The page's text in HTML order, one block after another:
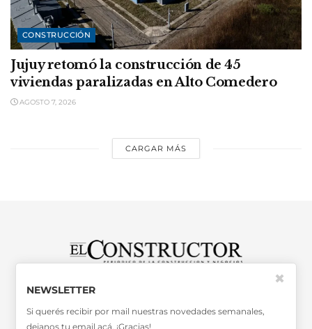
CONSTRUCCIÓN
Jujuy retomó la construcción de 45
viviendas paralizadas en Alto Comedero
AGOSTO 7, 2026
CARGAR MÁS
SABER MÁS >>
OTRAS PUBLICACIONES >>
NEWSLETTER
Si querés recibir por mail nuestras novedades semanales,
dejanos tu email acá. ¡Gracias!
✖